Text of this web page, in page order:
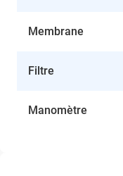
Membrane
Filtre
Manomètre